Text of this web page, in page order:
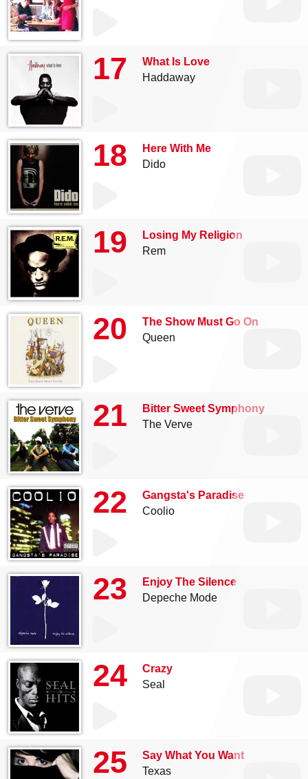
17
What Is Love
Haddaway
18
Here With Me
Dido
19
Losing My Religion
Rem
20
The Show Must Go On
Queen
21
Bitter Sweet Symphony
The Verve
22
Gangsta's Paradise
Coolio
23
Enjoy The Silence
Depeche Mode
24
Crazy
Seal
25
Say What You Want
Texas